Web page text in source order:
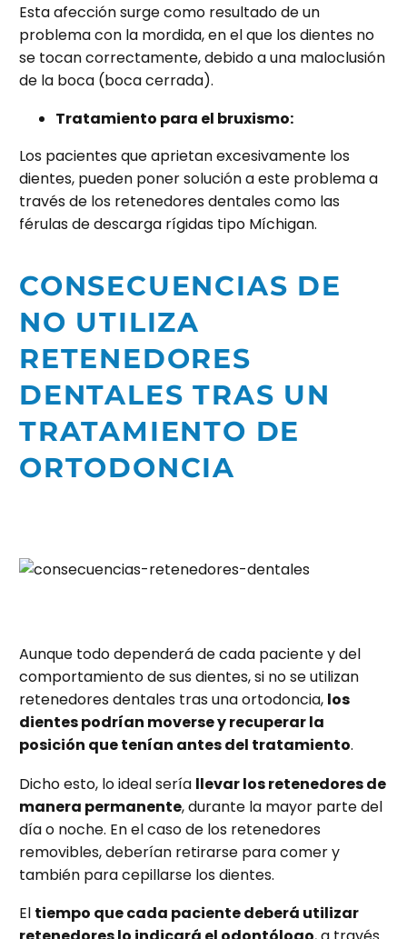
Esta afección surge como resultado de un
problema con la mordida, en el que los dientes no
se tocan correctamente, debido a una maloclusión
de la boca (boca cerrada).
Tratamiento para el bruxismo:
Los pacientes que aprietan excesivamente los
dientes, pueden poner solución a este problema a
través de los retenedores dentales como las
férulas de descarga rígidas tipo Míchigan.
CONSECUENCIAS DE
NO UTILIZA
RETENEDORES
DENTALES TRAS UN
TRATAMIENTO DE
ORTODONCIA
Aunque todo dependerá de cada paciente y del
comportamiento de sus dientes, si no se utilizan
retenedores dentales tras una ortodoncia, los
dientes podrían moverse y recuperar la
posición que tenían antes del tratamiento.
Dicho esto, lo ideal sería llevar los retenedores de
manera permanente, durante la mayor parte del
día o noche. En el caso de los retenedores
removibles, deberían retirarse para comer y
también para cepillarse los dientes.
El tiempo que cada paciente deberá utilizar